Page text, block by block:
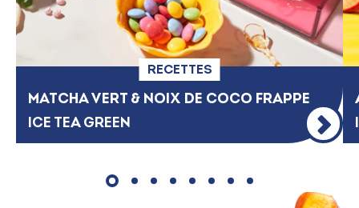
ICE TEA GREEN
MATCHA VERT & NOIX DE COCO FRAPPE​
RECETTES